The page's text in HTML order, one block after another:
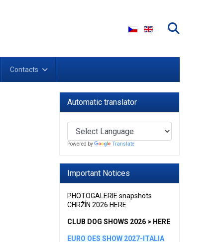
Select your language
Contacts
Automatic translator
Powered by Translate
Important Notices
PHOTOGALERIE snapshots
CHRŽÍN 2026 HERE
CLUB DOG SHOWS 2026 > HERE
EURO OES SHOW 2027-ITALIA